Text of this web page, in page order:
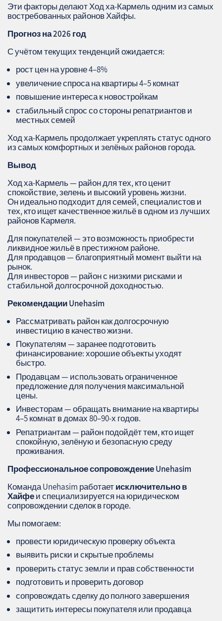
Эти факторы делают Ход ха‑Кармель одним из самых
востребованных районов Хайфы.
Прогноз на 2026 год
С учётом текущих тенденций ожидается:
рост цен на уровне 4–8%
увеличение спроса на квартиры 4–5 комнат
повышение интереса к новостройкам
стабильный спрос со стороны репатриантов и
местных семей
Ход ха‑Кармель продолжает укреплять статус одного
из самых комфортных и зелёных районов города.
Вывод
Ход ха‑Кармель — район для тех, кто ценит
спокойствие, зелень и высокий уровень жизни.
Он идеально подходит для семей, специалистов и
тех, кто ищет качественное жильё в одном из лучших
районов Кармеля.
Для покупателей — это возможность приобрести
ликвидное жильё в престижном районе.
Для продавцов — благоприятный момент выйти на
рынок.
Для инвесторов — район с низкими рисками и
стабильной долгосрочной доходностью.
Рекомендации Unehasim
Рассматривать район как долгосрочную
инвестицию в качество жизни.
Покупателям — заранее подготовить
финансирование: хорошие объекты уходят
быстро.
Продавцам — использовать ограниченное
предложение для получения максимальной
цены.
Инвесторам — обращать внимание на квартиры
4–5 комнат в домах 80–90-х годов.
Репатриантам — район подойдёт тем, кто ищет
спокойную, зелёную и безопасную среду
проживания.
Профессиональное сопровождениеUnehasim
Команда Unehasim работаетисключительно в
Хайфеи специализируется на юридическом
сопровождении сделок в городе.
Мы помогаем:
провести юридическую проверку объекта
выявить риски и скрытые проблемы
проверить статус земли и прав собственности
подготовить и проверить договор
сопровождать сделку до полного завершения
защитить интересы покупателя или продавца